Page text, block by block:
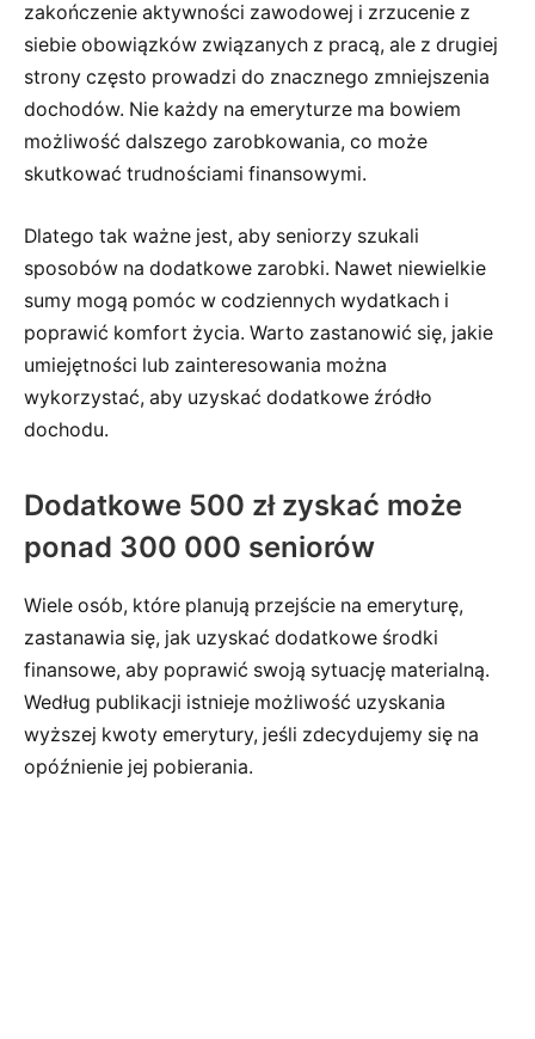
zakończenie aktywności zawodowej i zrzucenie z
siebie obowiązków związanych z pracą, ale z drugiej
strony często prowadzi do znacznego zmniejszenia
dochodów. Nie każdy na emeryturze ma bowiem
możliwość dalszego zarobkowania, co może
skutkować trudnościami finansowymi.
Dlatego tak ważne jest, aby seniorzy szukali
sposobów na dodatkowe zarobki. Nawet niewielkie
sumy mogą pomóc w codziennych wydatkach i
poprawić komfort życia. Warto zastanowić się, jakie
umiejętności lub zainteresowania można
wykorzystać, aby uzyskać dodatkowe źródło
dochodu.
Dodatkowe 500 zł zyskać może
ponad 300 000 seniorów
Wiele osób, które planują przejście na emeryturę,
zastanawia się, jak uzyskać dodatkowe środki
finansowe, aby poprawić swoją sytuację materialną.
Według publikacji istnieje możliwość uzyskania
wyższej kwoty emerytury, jeśli zdecydujemy się na
opóźnienie jej pobierania.